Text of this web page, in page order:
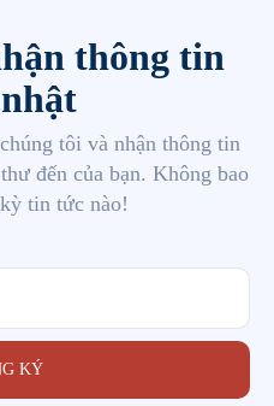
thông tin
tôi và nhận thông tin
đến của bạn. Không bao
tin tức nào!
KÝ